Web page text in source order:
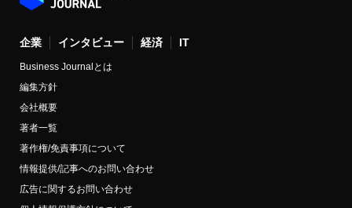
企業 インタビュー 経済 IT
Business Journalとは
編集方針
会社概要
著者一覧
著作権/免責事項について
情報提供/記事へのお問い合わせ
広告に関するお問い合わせ